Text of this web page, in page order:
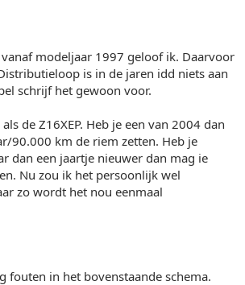
vanaf modeljaar 1997 geloof ik. Daarvoor
is in de jaren idd niets aan
schrijf het gewoon voor.
de Z16XEP. Heb je een van 2004 dan
90.000 km de riem zetten. Heb je
dan een jaartje nieuwer dan mag ie
Nu zou ik het persoonlijk wel
zo wordt het nou eenmaal
fouten in het bovenstaande schema.